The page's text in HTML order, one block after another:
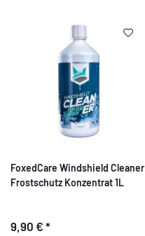
FoxedCare Windshield Cleaner
Frostschutz Konzentrat 1L
9,90 € *